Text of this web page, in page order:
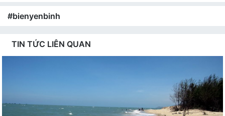
#bienyenbinh
TIN TỨC LIÊN QUAN